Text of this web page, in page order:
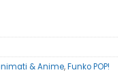
& Anime,Funko POP!